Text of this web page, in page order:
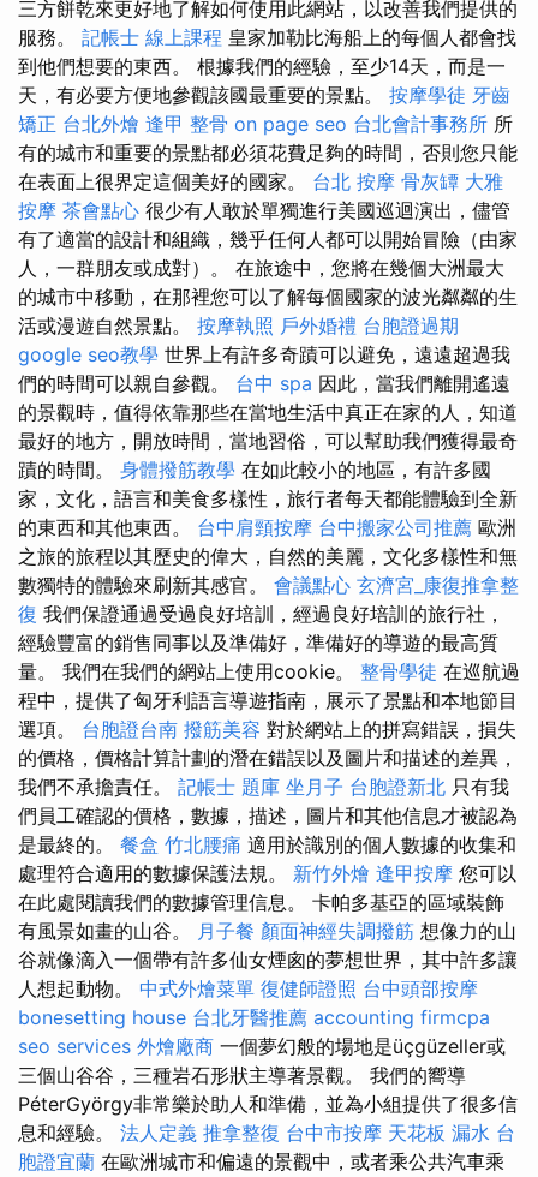
三方餅乾來更好地了解如何使用此網站，以改善我們提供的
服務。 記帳士 線上課程 皇家加勒比海船上的每個人都會找
到他們想要的東西。 根據我們的經驗，至少14天，而是一
天，有必要方便地參觀該國最重要的景點。 按摩學徒 牙齒
矯正 台北外燴 逢甲 整骨 on page seo 台北會計事務所 所
有的城市和重要的景點都必須花費足夠的時間，否則您只能
在表面上很界定這個美好的國家。 台北 按摩 骨灰罈 大雅
按摩 茶會點心 很少有人敢於單獨進行美國巡迴演出，儘管
有了適當的設計和組織，幾乎任何人都可以開始冒險（由家
人，一群朋友或成對）。 在旅途中，您將在幾個大洲最大
的城市中移動，在那裡您可以了解每個國家的波光粼粼的生
活或漫遊自然景點。 按摩執照 戶外婚禮 台胞證過期
google seo教學 世界上有許多奇蹟可以避免，遠遠超過我
們的時間可以親自參觀。 台中 spa 因此，當我們離開遙遠
的景觀時，值得依靠那些在當地生活中真正在家的人，知道
最好的地方，開放時間，當地習俗，可以幫助我們獲得最奇
蹟的時間。 身體撥筋教學 在如此較小的地區，有許多國
家，文化，語言和美食多樣性，旅行者每天都能體驗到全新
的東西和其他東西。 台中肩頸按摩 台中搬家公司推薦 歐洲
之旅的旅程以其歷史的偉大，自然的美麗，文化多樣性和無
數獨特的體驗來刷新其感官。 會議點心 玄濟宮_康復推拿整
復 我們保證通過受過良好培訓，經過良好培訓的旅行社，
經驗豐富的銷售同事以及準備好，準備好的導遊的最高質
量。 我們在我們的網站上使用cookie。 整骨學徒 在巡航過
程中，提供了匈牙利語言導遊指南，展示了景點和本地節目
選項。 台胞證台南 撥筋美容 對於網站上的拼寫錯誤，損失
的價格，價格計算計劃的潛在錯誤以及圖片和描述的差異，
我們不承擔責任。 記帳士 題庫 坐月子 台胞證新北 只有我
們員工確認的價格，數據，描述，圖片和其他信息才被認為
是最終的。 餐盒 竹北腰痛 適用於識別的個人數據的收集和
處理符合適用的數據保護法規。 新竹外燴 逢甲按摩 您可以
在此處閱讀我們的數據管理信息。 卡帕多基亞的區域裝飾
有風景如畫的山谷。 月子餐 顏面神經失調撥筋 想像力的山
谷就像滴入一個帶有許多仙女煙囪的夢想世界，其中許多讓
人想起動物。 中式外燴菜單 復健師證照 台中頭部按摩
bonesetting house 台北牙醫推薦 accounting firmcpa
seo services 外燴廠商 一個夢幻般的場地是üçgüzeller或
三個山谷谷，三種岩石形狀主導著景觀。 我們的嚮導
PéterGyörgy非常樂於助人和準備，並為小組提供了很多信
息和經驗。 法人定義 推拿整復 台中市按摩 天花板 漏水 台
胞證宜蘭 在歐洲城市和偏遠的景觀中，或者乘公共汽車乘